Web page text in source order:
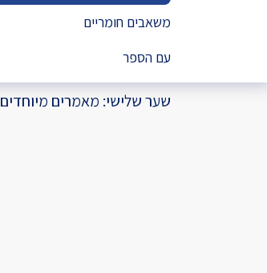
משאבים חומריים
עם הספר
שער שלישי: מאמרים מיוחדים